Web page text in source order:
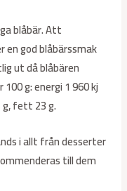
blåbär. Att
god blåbärssmak
ut då blåbären
g: energi 1 960 kj
g, fett 23 g.
i allt från desserter
till dem